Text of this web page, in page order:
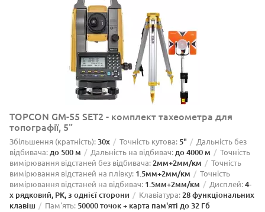
TOPCON GM-55 SET2 - комплект тахеометра для
топографії, 5"
Збільшення (кратність):30х Точність кутова: 5"
Дальність без
відбивача:до 500 м Дальність на відбивач:до 4000 м
Точність
вимірювання відстаней без відбивача:2мм+2мм/км
Точність
вимірювання відстаней на плівку: 1.5мм+2мм/км
Точність
вимірювання відстаней на відбивач: 1.5мм+2мм/км Дисплей:4-
х рядковий, РК, з однієї сторони
Клавіатура:28 функціональних
клавіш
Пам'ять: 50000 точок + карта пам'яті до 32 Гб